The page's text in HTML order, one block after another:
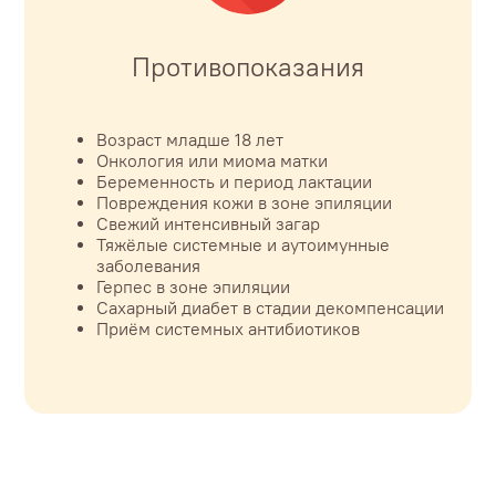
Противопоказания
Возраст младше 18 лет
Онкология или миома матки
Беременность и период лактации
Повреждения кожи в зоне эпиляции
Свежий интенсивный загар
Тяжёлые системные и аутоимунные
заболевания
Герпес в зоне эпиляции
Сахарный диабет в стадии декомпенсации
Приём системных антибиотиков
Получить
консультацию
Оставьте свои контактные данные и мы
перезвоним вам, дадим грамотную
консультацию, поможем определиться и ответить
на все вопросы.
+7